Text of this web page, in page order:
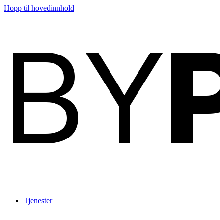
Hopp til hovedinnhold
BY
Tjenester